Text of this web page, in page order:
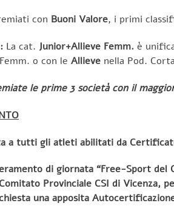
con Buoni Valore, i primi
La cat. Junior+Allieve Femm. è
o con le Allieve nella Pod.
le prime 3 società con il
O
a tutti gli atleti abilitati da
di giornata “Free-Sport
Provinciale CSI di Vicenza,
una apposita